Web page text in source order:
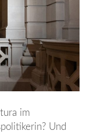
im
Und